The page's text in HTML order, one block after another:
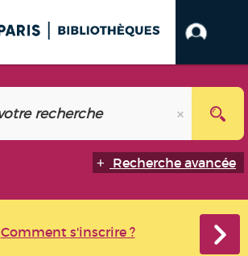
Recherche avancée
Comment s'inscrire ?